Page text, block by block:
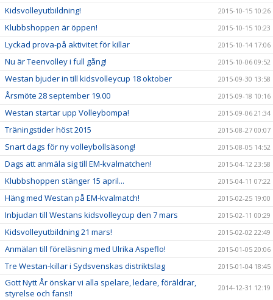
Kidsvolleyutbildning! 2015-10-15 10:26
Klubbshoppen är öppen! 2015-10-15 10:23
Lyckad prova-på aktivitet för killar 2015-10-14 17:06
Nu är Teenvolley i full gång! 2015-10-06 09:52
Westan bjuder in till kidsvolleycup 18 oktober 2015-09-30 13:58
Årsmöte 28 september 19.00 2015-09-18 10:16
Westan startar upp Volleybompa! 2015-09-06 21:34
Träningstider höst 2015 2015-08-27 00:07
Snart dags för ny volleybollsäsong! 2015-08-05 14:52
Dags att anmäla sig till EM-kvalmatchen! 2015-04-12 23:58
Klubbshoppen stänger 15 april... 2015-04-11 07:22
Häng med Westan på EM-kvalmatch! 2015-02-25 19:00
Inbjudan till Westans kidsvolleycup den 7 mars 2015-02-11 00:29
Kidsvolleyutbildning 21 mars! 2015-02-02 22:49
Anmälan till föreläsning med Ulrika Aspeflo! 2015-01-05 20:06
Tre Westan-killar i Sydsvenskas distriktslag 2015-01-04 18:45
Gott Nytt År önskar vi alla spelare, ledare, föräldrar,
styrelse och fans!!
2014-12-31 12:19